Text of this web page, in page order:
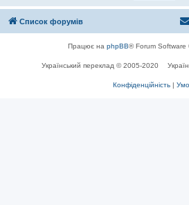
Список форумів
Працює на phpBB® Forum Software
Український переклад © 2005-2020
Конфіденційність |